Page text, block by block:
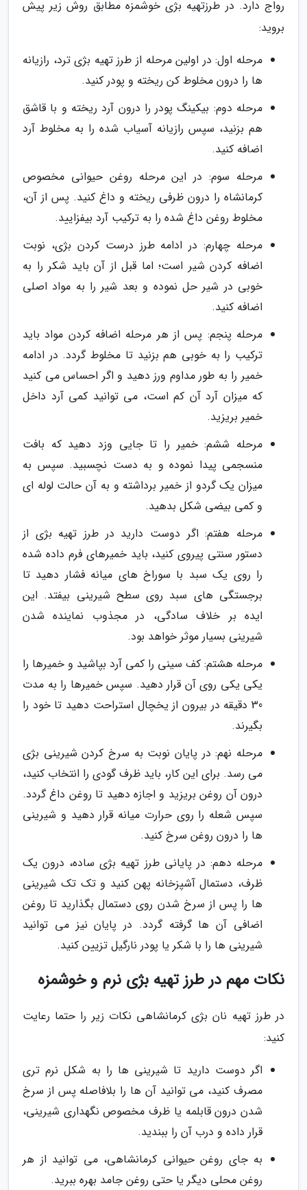
رواج دارد. در طرزتهیه بژی خوشمزه مطابق روش زیر پیش
بروید:
مرحله اول: در اولین مرحله از طرز تهیه بژی ترد، رازیانه
ها را درون مخلوط کن ریخته و پودر کنید.
مرحله دوم: بیکینگ پودر را درون آرد ریخته و با قاشق
هم بزنید، سپس رازیانه آسیاب شده را به مخلوط آرد
اضافه کنید.
مرحله سوم: در این مرحله روغن حیوانی مخصوص
کرمانشاه را درون ظرفی ریخته و داغ کنید. پس از آن،
مخلوط روغن داغ شده را به ترکیب آرد بیفزایید.
مرحله چهارم: در ادامه طرز درست کردن بژی، نوبت
اضافه کردن شیر است؛ اما قبل از آن باید شکر را به
خوبی در شیر حل نموده و بعد شیر را به مواد اصلی
اضافه کنید.
مرحله پنجم: پس از هر مرحله اضافه کردن مواد باید
ترکیب را به خوبی هم بزنید تا مخلوط گردد. در ادامه
خمیر را به طور مداوم ورز دهید و اگر احساس می کنید
که میزان آرد آن کم است، می توانید کمی آرد داخل
خمیر بریزید.
مرحله ششم: خمیر را تا جایی وزد دهید که بافت
منسجمی پیدا نموده و به دست نچسبید. سپس به
میزان یک گردو از خمیر برداشته و به آن حالت لوله ای
و کمی بیضی شکل بدهید.
مرحله هفتم: اگر دوست دارید در طرز تهیه بژی از
دستور سنتی پیروی کنید، باید خمیرهای فرم داده شده
را روی یک سبد با سوراخ های میانه فشار دهید تا
برجستگی های سبد روی سطح شیرینی بیفتد. این
ایده بر خلاف سادگی، در مجذوب نماینده شدن
شیرینی بسیار موثر خواهد بود.
مرحله هشتم: کف سینی را کمی آرد بپاشید و خمیرها را
یکی یکی روی آن قرار دهید. سپس خمیرها را به مدت
30 دقیقه در بیرون از یخچال استراحت دهید تا خود را
بگیرند.
مرحله نهم: در پایان نوبت به سرخ کردن شیرینی بژی
می رسد. برای این کار، باید ظرف گودی را انتخاب کنید،
درون آن روغن بریزید و اجازه دهید تا روغن داغ گردد.
سپس شعله را روی حرارت میانه قرار دهید و شیرینی
ها را درون روغن سرخ کنید.
مرحله دهم: در پایانی طرز تهیه بژی ساده، درون یک
ظرف، دستمال آشپزخانه پهن کنید و تک تک شیرینی
ها را پس از سرخ شدن روی دستمال بگذارید تا روغن
اضافی آن ها گرفته گردد. در پایان نیز می توانید
شیرینی ها را با شکر یا پودر نارگیل تزیین کنید.
نکات مهم در طرز تهیه بژی نرم و خوشمزه
در طرز تهیه نان بژی کرمانشاهی نکات زیر را حتما رعایت
کنید:
اگر دوست دارید تا شیرینی ها را به شکل نرم تری
مصرف کنید، می توانید آن ها را بلافاصله پس از سرخ
شدن درون قابلمه یا ظرف مخصوص نگهداری شیرینی،
قرار داده و درب آن را ببندید.
به جای روغن حیوانی کرمانشاهی، می توانید از هر
روغن محلی دیگر یا حتی روغن جامد بهره ببرید.